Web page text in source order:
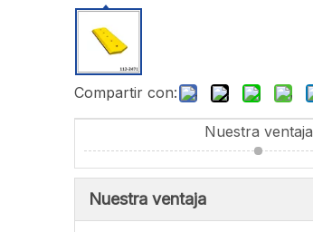
Compartir con:
Nuestra ventaja
Nuestra ventaja